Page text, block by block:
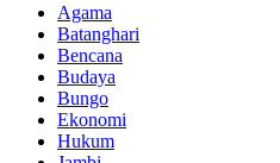
Agama
Batanghari
Bencana
Budaya
Bungo
Ekonomi
Hukum